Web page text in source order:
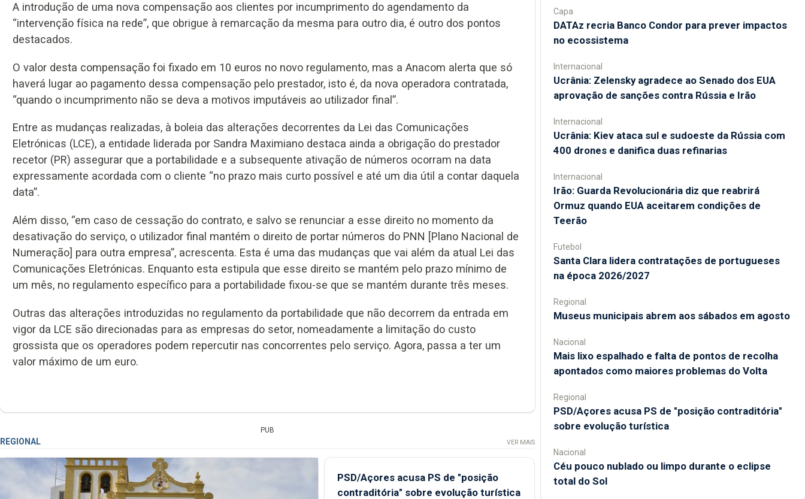
A introdução de uma nova compensação aos clientes por incumprimento do agendamento da
“intervenção física na rede”, que obrigue à remarcação da mesma para outro dia, é outro dos pontos
destacados.
O valor desta compensação foi fixado em 10 euros no novo regulamento, mas a Anacom alerta que só
haverá lugar ao pagamento dessa compensação pelo prestador, isto é, da nova operadora contratada,
“quando o incumprimento não se deva a motivos imputáveis ao utilizador final”.
Entre as mudanças realizadas, à boleia das alterações decorrentes da Lei das Comunicações
Eletrónicas (LCE), a entidade liderada por Sandra Maximiano destaca ainda a obrigação do prestador
recetor (PR) assegurar que a portabilidade e a subsequente ativação de números ocorram na data
expressamente acordada com o cliente “no prazo mais curto possível e até um dia útil a contar daquela
data”.
Além disso, “em caso de cessação do contrato, e salvo se renunciar a esse direito no momento da
desativação do serviço, o utilizador final mantém o direito de portar números do PNN [Plano Nacional de
Numeração] para outra empresa”, acrescenta. Esta é uma das mudanças que vai além da atual Lei das
Comunicações Eletrónicas. Enquanto esta estipula que esse direito se mantém pelo prazo mínimo de
um mês, no regulamento específico para a portabilidade fixou-se que se mantém durante três meses.
Outras das alterações introduzidas no regulamento da portabilidade que não decorrem da entrada em
vigor da LCE são direcionadas para as empresas do setor, nomeadamente a limitação do custo
grossista que os operadores podem repercutir nas concorrentes pelo serviço. Agora, passa a ter um
valor máximo de um euro.
PUB
REGIONAL VER MAIS
PSD/Açores acusa PS de "posição
contraditória" sobre evolução turística
Capa
DATAz recria Banco Condor para prever impactos
no ecossistema
Internacional
Ucrânia: Zelensky agradece ao Senado dos EUA
aprovação de sanções contra Rússia e Irão
Internacional
Ucrânia: Kiev ataca sul e sudoeste da Rússia com
400 drones e danifica duas refinarias
Internacional
Irão: Guarda Revolucionária diz que reabrirá
Ormuz quando EUA aceitarem condições de
Teerão
Futebol
Santa Clara lidera contratações de portugueses
na época 2026/2027
Regional
Museus municipais abrem aos sábados em agosto
Nacional
Mais lixo espalhado e falta de pontos de recolha
apontados como maiores problemas do Volta
Regional
PSD/Açores acusa PS de "posição contraditória"
sobre evolução turística
Nacional
Céu pouco nublado ou limpo durante o eclipse
total do Sol